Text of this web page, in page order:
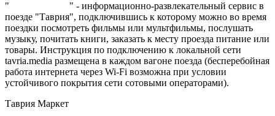
"
" - информационно-развлекательный сервис в
поезде "Таврия", подключившись к которому можно во время
поездки посмотреть фильмы или мультфильмы, послушать
музыку, почитать книги, заказать к месту проезда питание или
товары. Инструкция по подключению к локальной сети
tavria.media размещена в каждом вагоне поезда (бесперебойная
работа интернета через Wi-Fi возможна при условии
устойчивого покрытия сети сотовыми операторами).
Таврия Маркет